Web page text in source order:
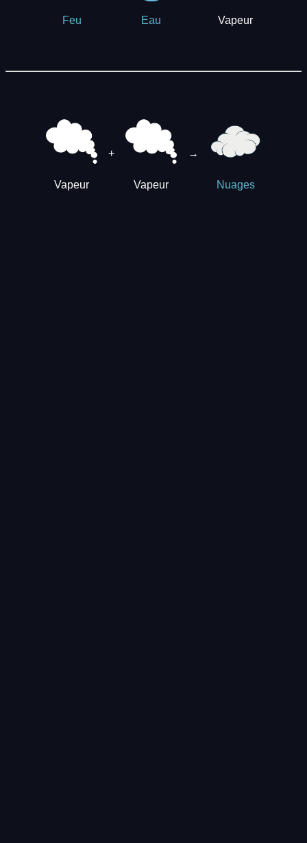
Feu Eau Vapeur
Vapeur
+
Vapeur
→
Nuages